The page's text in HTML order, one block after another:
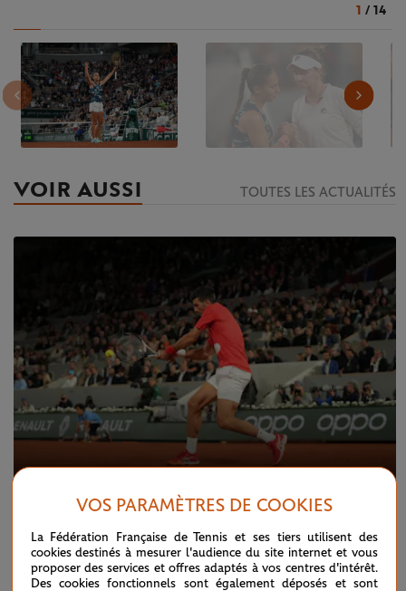
1 / 14
VOIR AUSSI TOUTES LES ACTUALITÉS
EN DIRECT - Djoko, Nadal et Swiatek
déroulent
VOS PARAMÈTRES DE COOKIES
La Fédération Française de Tennis et ses tiers utilisent des
cookies destinés à mesurer l'audience du site internet et vous
proposer des services et offres adaptés à vos centres d'intérêt.
Des cookies fonctionnels sont également déposés et sont